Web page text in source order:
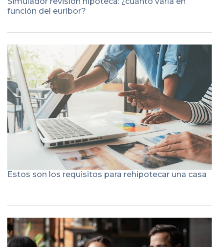
función del euríbor?
Estos son los requisitos para rehipotecar una casa